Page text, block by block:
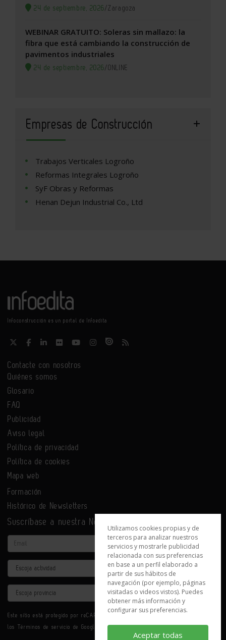
24 de septiembre, 2026/Zaragoza
WEBINAR GRATUITO: Soleras sin mallazo: la
fibra que está cambiando la construcción de
pavimentos industriales
24 de septiembre, 2026/ONLINE
Empresas de Construcción
Trabajos Verticales Logroño
Reformas Integrales Logroño
SyF Obras y Reformas
Henan Dejun Industrial Co., Ltd
Infoconstrucción es un portal de Infoedita
Contacte con nosotros
Quiénes somos
Glosario
FAQ
Publicidad
Aviso legal
Política de privacidad
Política de cookies
Mapa web
Formación
Histórico de Newsletters
Suscríbase a nuestra Newsletter
Email
Actividad
Provincia
Este sitio está protegido por reCAPTCHA y se aplican la
los Términos de servicio de Google.
Utilizamos cookies propias y de
terceros para analizar nuestros
servicios y mostrarle publicidad
relacionada con sus preferencias
en base a un perfil elaborado a
partir de sus hábitos de
navegación (por ejemplo, páginas
visitadas o videos vistos). Puedes
obtener más información y
configurar sus preferencias.
Aceptar todas